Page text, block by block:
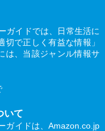
ガイドでは、日常生活に
で正しく有益な情報」
は、当該ジャンル情報サ
いて
ガイドは、Amazon.co.jp